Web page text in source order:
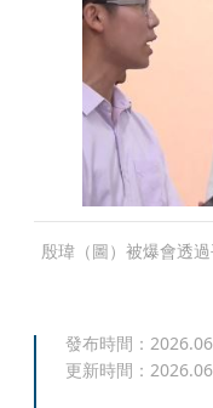
殷瑋（圖）被爆會透
發布時間：
更新時間：